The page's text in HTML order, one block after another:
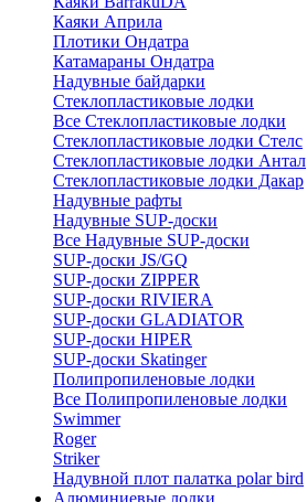
Каяки Априла
Плотики Ондатра
Катамараны Ондатра
Надувные байдарки
Стеклопластиковые лодки
Все Стеклопластиковые лодки
Стеклопластиковые лодки Стелс
Стеклопластиковые лодки Антал
Стеклопластиковые лодки Дакар
Надувные рафты
Надувные SUP-доски
Все Надувные SUP-доски
SUP-доски JS/GQ
SUP-доски ZIPPER
SUP-доски RIVIERA
SUP-доски GLADIATOR
SUP-доски HIPER
SUP-доски Skatinger
Полипропиленовые лодки
Все Полипропиленовые лодки
Swimmer
Roger
Striker
Надувной плот палатка polar bird
Алюминиевые лодки